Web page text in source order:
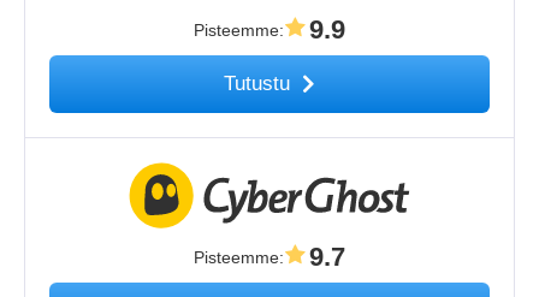
Pisteemme: 9.9
Tutustu
Pisteemme: 9.7